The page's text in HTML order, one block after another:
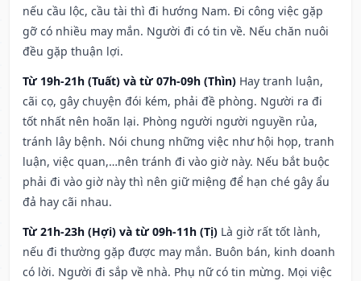
nếu cầu lộc, cầu tài thì đi hướng Nam. Đi công việc gặp
gỡ có nhiều may mắn. Người đi có tin về. Nếu chăn nuôi
đều gặp thuận lợi.
Từ 19h-21h (Tuất) và từ 07h-09h (Thìn) Hay tranh luận,
cãi cọ, gây chuyện đói kém, phải đề phòng. Người ra đi
tốt nhất nên hoãn lại. Phòng người người nguyền rủa,
tránh lây bệnh. Nói chung những việc như hội họp, tranh
luận, việc quan,…nên tránh đi vào giờ này. Nếu bắt buộc
phải đi vào giờ này thì nên giữ miệng để hạn ché gây ẩu
đả hay cãi nhau.
Từ 21h-23h (Hợi) và từ 09h-11h (Tị) Là giờ rất tốt lành,
nếu đi thường gặp được may mắn. Buôn bán, kinh doanh
có lời. Người đi sắp về nhà. Phụ nữ có tin mừng. Mọi việc